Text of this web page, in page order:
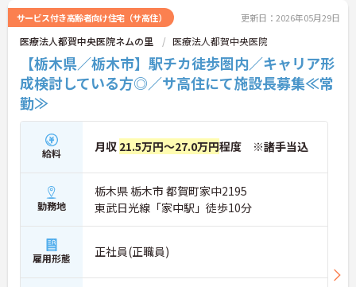
専門研修など、成長を支えるプログラムが豊富で
す。また、資格取得への評価も手厚く、スキルアッ
プが収入アップにもつながります。
＜プライベートも大切にできる柔軟な働き方＞年間
休日は110日以上あり、1時間単位で取得できる有給
休暇や、最大40日まで積み立てられる積立有給休暇
など、休みを取りやすい制度が整っています。
サービス付き高齢者向け住宅（サ高住） 更新日：2026年05月29日
医療法人都賀中央医院ネムの里 医療法人都賀中央医院
【栃木県／栃木市】駅チカ徒歩圏内／キャリア形
成検討している方◎／サ高住にて施設長募集≪常
勤≫
給料 月収 21.5万円～27.0万円程度 ※諸手当込
勤務地
栃木県 栃木市 都賀町家中2195
東武日光線「家中駅」徒歩10分
雇用形態 正社員(正職員)